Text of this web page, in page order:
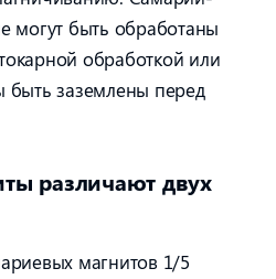
могут быть обработаны
обработкой или
заземлены перед
различают двух
магнитов 1/5